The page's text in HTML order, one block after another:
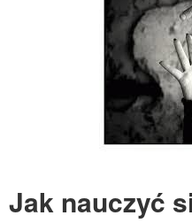
Jak nauczyć